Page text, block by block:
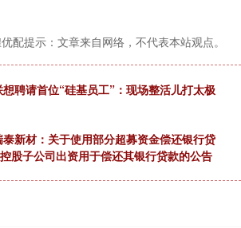
配提示：文章来自网络，不代表本站观点。
聘请首位“硅基员工”：现场整活儿打太极
新材：关于使用部分超募资金偿还银行贷
股子公司出资用于偿还其银行贷款的公告